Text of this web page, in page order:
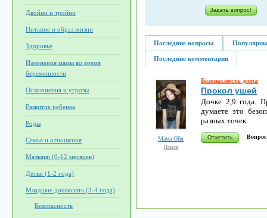
Двойни и тройни
Питание и образ жизни
Здоровье
Изменения мамы во время
беременности
Осложнения и угрозы
Развитие ребенка
Роды
Семья и отношения
Малыши (0-12 месяцев)
Детки (1-2 года)
Младшие дошколята (3-4 года)
Безопасность
Последние вопросы
Последние комментарии
Мама Ойя
Псков
Безопасность дома
Прокол ушей
Дочке 2,9 года.
думаете это
разных точек.
Вопрос